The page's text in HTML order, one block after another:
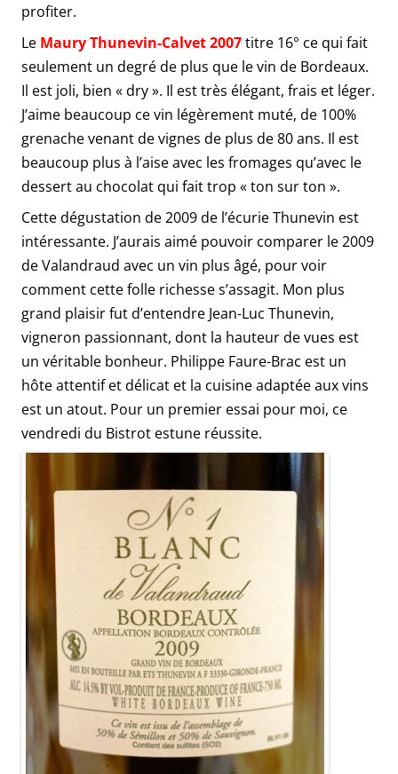
profiter.
Le Maury Thunevin-Calvet 2007titre 16° ce qui fait
seulement un degré de plus que le vin de Bordeaux.
Il est joli, bien « dry ». Il est très élégant, frais et léger.
J’aime beaucoup ce vin légèrement muté, de 100%
grenache venant de vignes de plus de 80 ans. Il est
beaucoup plus à l’aise avec les fromages qu’avec le
dessert au chocolat qui fait trop « ton sur ton ».
Cette dégustation de 2009 de l’écurie Thunevin est
intéressante. J’aurais aimé pouvoir comparer le 2009
de Valandraud avec un vin plus âgé, pour voir
comment cette folle richesse s’assagit. Mon plus
grand plaisir fut d’entendre Jean-Luc Thunevin,
vigneron passionnant, dont la hauteur de vues est
un véritable bonheur. Philippe Faure-Brac est un
hôte attentif et délicat et la cuisine adaptée aux vins
est un atout. Pour un premier essai pour moi, ce
vendredi du Bistrot estune réussite.